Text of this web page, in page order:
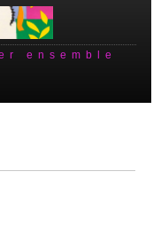
ensemble